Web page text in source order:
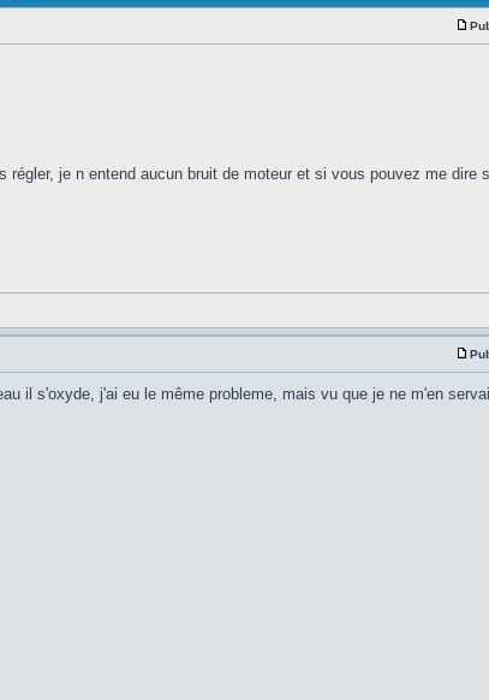
je n entend aucun bruit de moteur et si vous pouvez me dire
il s'oxyde, j'ai eu le même probleme, mais vu que je ne m'en